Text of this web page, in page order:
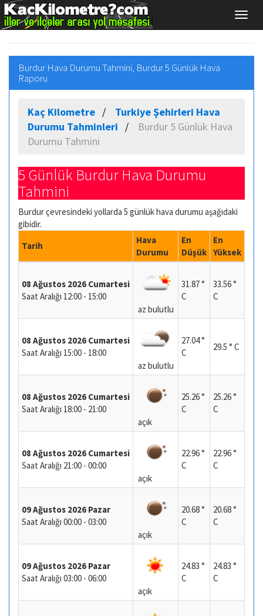
Burdur Hava Durumu Tahmini, Burdur 5 Günlük Hava
Raporu
Kaç Kilometre
Turkiye Şehirleri Hava
Durumu Tahminleri
Burdur 5 Günlük Hava
Durumu Tahmini
5 Günlük Burdur Hava Durumu
Tahmini
Burdur çevresindeki yollarda 5 günlük hava durumu aşağıdaki
gibidir.
Tarih
Hava
Durumu
En
Düşük
En
Yüksek
08 Ağustos 2026 Cumartesi
Saat Aralığı 12:00 - 15:00
az bulutlu
31.87 °
C
33.56 °
C
08 Ağustos 2026 Cumartesi
Saat Aralığı 15:00 - 18:00
az bulutlu
27.04 °
C
29.5 ° C
08 Ağustos 2026 Cumartesi
Saat Aralığı 18:00 - 21:00
açık
25.26 °
C
25.26 °
C
08 Ağustos 2026 Cumartesi
Saat Aralığı 21:00 - 00:00
açık
22.96 °
C
22.96 °
C
09 Ağustos 2026 Pazar
Saat Aralığı 00:00 - 03:00
açık
20.68 °
C
20.68 °
C
09 Ağustos 2026 Pazar
Saat Aralığı 03:00 - 06:00
açık
24.83 °
C
24.83 °
C